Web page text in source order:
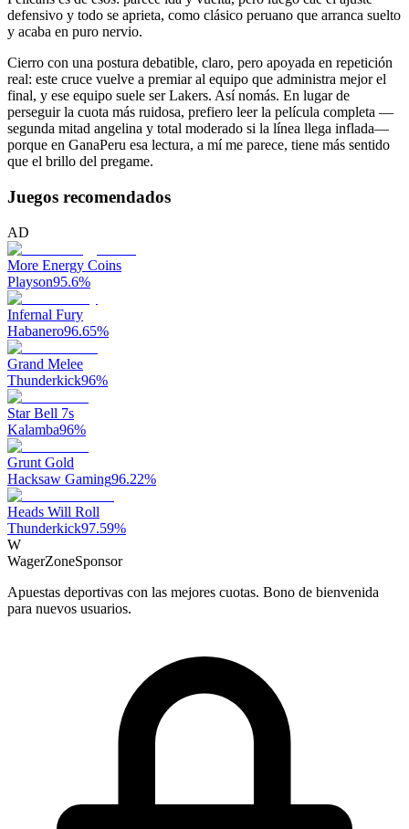
defensivo y todo se aprieta, como clásico peruano que arranca suelto
y acaba en puro nervio.
Cierro con una postura debatible, claro, pero apoyada en repetición
real: este cruce vuelve a premiar al equipo que administra mejor el
final, y ese equipo suele ser Lakers. Así nomás. En lugar de
perseguir la cuota más ruidosa, prefiero leer la película completa —
segunda mitad angelina y total moderado si la línea llega inflada—
porque en GanaPeru esa lectura, a mí me parece, tiene más sentido
que el brillo del pregame.
Juegos recomendados
AD
More Energy Coins
Playson95.6%
Infernal Fury
Habanero96.65%
Grand Melee
Thunderkick96%
Star Bell 7s
Kalamba96%
Grunt Gold
Hacksaw Gaming96.22%
Heads Will Roll
Thunderkick97.59%
W
WagerZoneSponsor
Apuestas deportivas con las mejores cuotas. Bono de bienvenida
para nuevos usuarios.